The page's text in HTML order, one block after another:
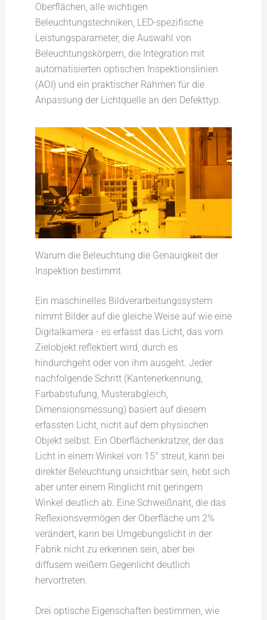
Oberflächen, alle wichtigen
Beleuchtungstechniken, LED-spezifische
Leistungsparameter, die Auswahl von
Beleuchtungskörpern, die Integration mit
automatisierten optischen Inspektionslinien
(AOI) und ein praktischer Rahmen für die
Anpassung der Lichtquelle an den Defekttyp.
Warum die Beleuchtung die Genauigkeit der
Inspektion bestimmt
Ein maschinelles Bildverarbeitungssystem
nimmt Bilder auf die gleiche Weise auf wie eine
Digitalkamera - es erfasst das Licht, das vom
Zielobjekt reflektiert wird, durch es
hindurchgeht oder von ihm ausgeht. Jeder
nachfolgende Schritt (Kantenerkennung,
Farbabstufung, Musterabgleich,
Dimensionsmessung) basiert auf diesem
erfassten Licht, nicht auf dem physischen
Objekt selbst. Ein Oberflächenkratzer, der das
Licht in einem Winkel von 15° streut, kann bei
direkter Beleuchtung unsichtbar sein, hebt sich
aber unter einem Ringlicht mit geringem
Winkel deutlich ab. Eine Schweißnaht, die das
Reflexionsvermögen der Oberfläche um 2%
verändert, kann bei Umgebungslicht in der
Fabrik nicht zu erkennen sein, aber bei
diffusem weißem Gegenlicht deutlich
hervortreten.
Drei optische Eigenschaften bestimmen, wie